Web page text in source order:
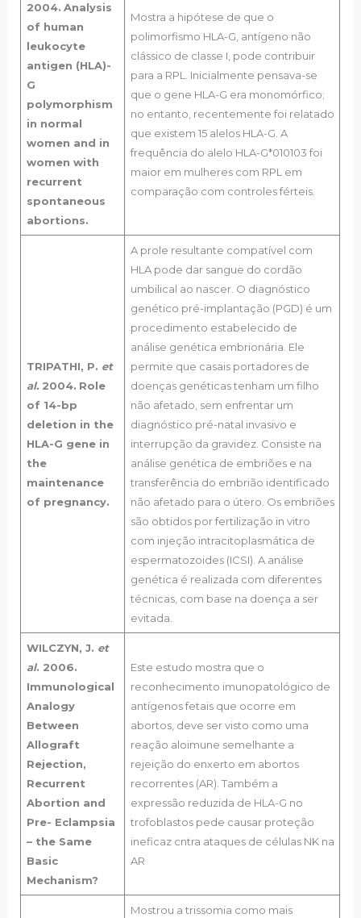
2004. Analysis
of human
leukocyte
antigen (HLA)-
G
polymorphism
in normal
women and in
women with
recurrent
spontaneous
abortions.
Mostra a hipótese de que o
polimorfismo HLA-G, antígeno não
clássico de classe I, pode contribuir
para a RPL. Inicialmente pensava-se
que o gene HLA-G era monomórfico;
no entanto, recentemente foi relatado
que existem 15 alelos HLA-G. A
frequência do alelo HLA-G*010103 foi
maior em mulheres com RPL em
comparação com controles férteis.
TRIPATHI, P. et
al. 2004. Role
of 14-bp
deletion in the
HLA-G gene in
the
maintenance
of pregnancy.
A prole resultante compatível com
HLA pode dar sangue do cordão
umbilical ao nascer. O diagnóstico
genético pré-implantação (PGD) é um
procedimento estabelecido de
análise genética embrionária. Ele
permite que casais portadores de
doenças genéticas tenham um filho
não afetado, sem enfrentar um
diagnóstico pré-natal invasivo e
interrupção da gravidez. Consiste na
análise genética de embriões e na
transferência do embrião identificado
não afetado para o útero. Os embriões
são obtidos por fertilização in vitro
com injeção intracitoplasmática de
espermatozoides (ICSI). A análise
genética é realizada com diferentes
técnicas, com base na doença a ser
evitada.
WILCZYN, J. et
al. 2006.
Immunological
Analogy
Between
Allograft
Rejection,
Recurrent
Abortion and
Pre- Eclampsia
– the Same
Basic
Mechanism?
Este estudo mostra que o
reconhecimento imunopatológico de
antígenos fetais que ocorre em
abortos, deve ser visto como uma
reação aloimune semelhante a
rejeição do enxerto em abortos
recorrentes (AR). Também a
expressão reduzida de HLA-G no
trofoblastos pede causar proteção
ineficaz cntra ataques de células NK na
AR
Mostrou a trissomia como mais